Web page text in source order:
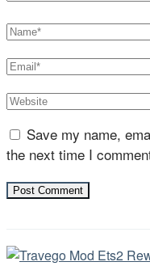
Save my name,
the next time I